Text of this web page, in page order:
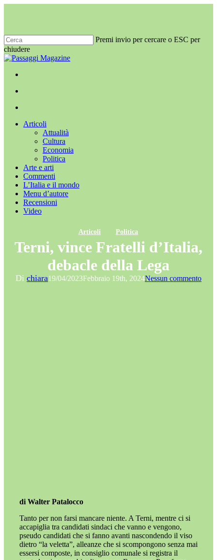
principale
Premi invio per cercare o ESC per
chiudere
Chiudi
Menu
cerca
Menu
Articoli
Attualità
Cultura
Economia
Politica
Arte e arti
Commenti
L’Italia e il mondo
Menu d’autore
Recensioni
Video
Articoli Politica
Terni, vince Fratelli d’Italia,
debacle della Lega
Di chiara19/04/2023Febbraio 19th, 2024Nessun commento
di Walter Patalocco
Tanto per non farsi mancare niente. A Terni, mentre ci si
accapiglia tra candidati sindaci che vanno e vengono,
pseudo candidati che si fanno avanti nascondendo il viso
dietro “la veletta”, alleanze che si scompongono senza mai
essersi composte, in consiglio comunale si registra il